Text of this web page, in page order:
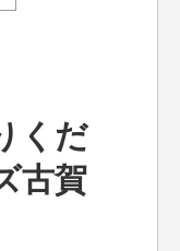
くだ
古賀